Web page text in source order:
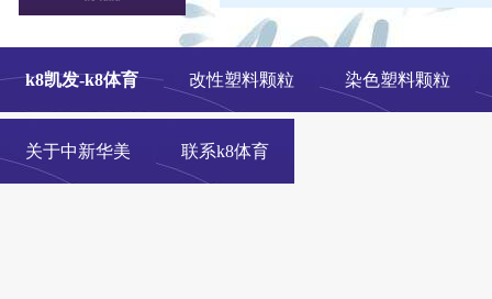
k8凯发-k8体育 改性塑料颗粒 染色塑料颗粒
关于中新华美 联系k8体育